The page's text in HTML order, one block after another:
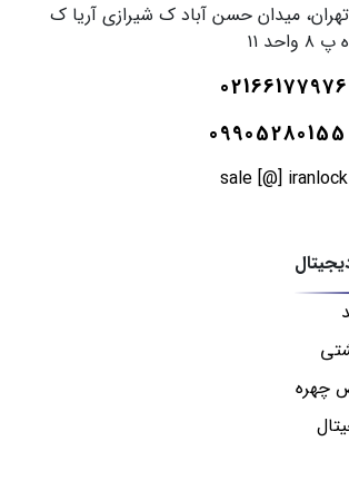
تهران، میدان حسن آباد ک شیرازی آریا ک
۱۱
02166177976
09905280155
sale [@]
چهره